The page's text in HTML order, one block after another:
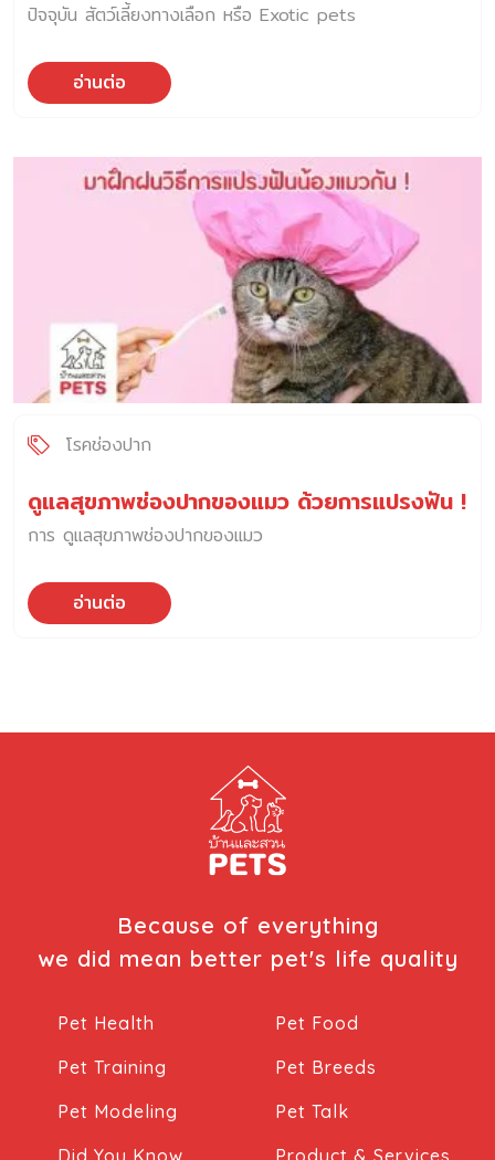
ปัจจุบัน สัตว์เลี้ยงทางเลือก หรือ Exotic pets
อ่านต่อ
โรคช่องปาก
ดูแลสุขภาพช่องปากของแมว ด้วยการแปรงฟัน !
การ ดูแลสุขภาพช่องปากของแมว
อ่านต่อ
Because of everything
we did mean better pet's life quality
Pet Health
Pet Food
Pet Training
Pet Breeds
Pet Modeling
Pet Talk